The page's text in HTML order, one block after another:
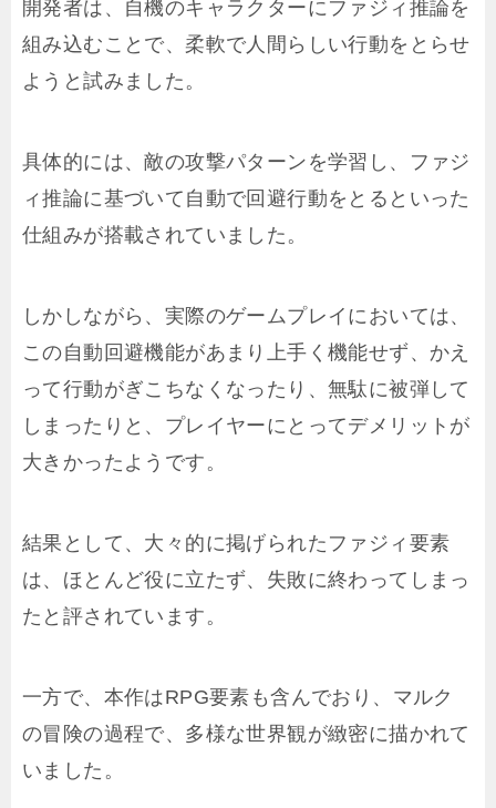
開発者は、自機のキャラクターにファジィ推論を
組み込むことで、柔軟で人間らしい行動をとらせ
ようと試みました。
具体的には、敵の攻撃パターンを学習し、ファジ
ィ推論に基づいて自動で回避行動をとるといった
仕組みが搭載されていました。
しかしながら、実際のゲームプレイにおいては、
この自動回避機能があまり上手く機能せず、かえ
って行動がぎこちなくなったり、無駄に被弾して
しまったりと、プレイヤーにとってデメリットが
大きかったようです。
結果として、大々的に掲げられたファジィ要素
は、ほとんど役に立たず、失敗に終わってしまっ
たと評されています。
一方で、本作はRPG要素も含んでおり、マルク
の冒険の過程で、多様な世界観が緻密に描かれて
いました。